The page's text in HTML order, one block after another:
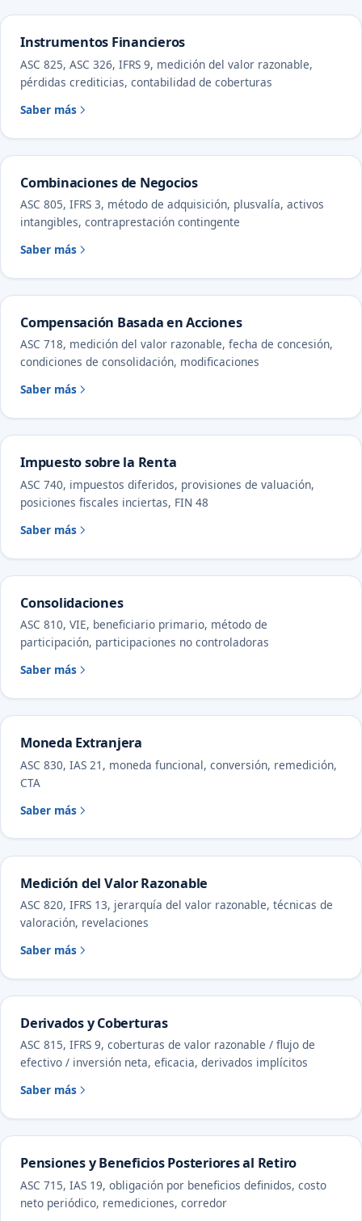
Instrumentos Financieros
ASC 825, ASC 326, IFRS 9, medición del valor razonable,
pérdidas crediticias, contabilidad de coberturas
Saber más
Combinaciones de Negocios
ASC 805, IFRS 3, método de adquisición, plusvalía, activos
intangibles, contraprestación contingente
Saber más
Compensación Basada en Acciones
ASC 718, medición del valor razonable, fecha de concesión,
condiciones de consolidación, modificaciones
Saber más
Impuesto sobre la Renta
ASC 740, impuestos diferidos, provisiones de valuación,
posiciones fiscales inciertas, FIN 48
Saber más
Consolidaciones
ASC 810, VIE, beneficiario primario, método de
participación, participaciones no controladoras
Saber más
Moneda Extranjera
ASC 830, IAS 21, moneda funcional, conversión, remedición,
CTA
Saber más
Medición del Valor Razonable
ASC 820, IFRS 13, jerarquía del valor razonable, técnicas de
valoración, revelaciones
Saber más
Derivados y Coberturas
ASC 815, IFRS 9, coberturas de valor razonable / flujo de
efectivo / inversión neta, eficacia, derivados implícitos
Saber más
Pensiones y Beneficios Posteriores al Retiro
ASC 715, IAS 19, obligación por beneficios definidos, costo
neto periódico, remediciones, corredor